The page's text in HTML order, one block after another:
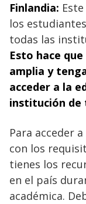
Finlandia:
los
todas las
Esto hace
amplia y
acceder a la
institución de
Para acceder
con los
tienes los
en el país
académica.